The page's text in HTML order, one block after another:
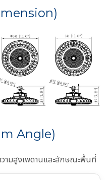
Angle)
วามสูงเพดานและลักษณะพื้นที่